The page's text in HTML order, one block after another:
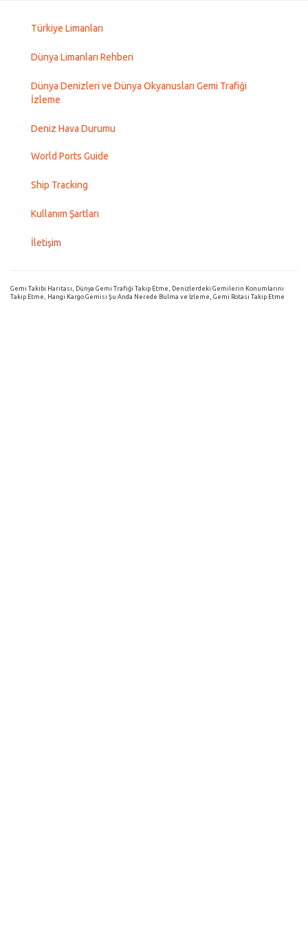
Türkiye Limanları
Dünya Limanları Rehberi
Dünya Denizleri ve Dünya Okyanusları Gemi Trafiği
İzleme
Deniz Hava Durumu
World Ports Guide
Ship Tracking
Kullanım Şartları
İletişim
Gemi Takibi Haritası, Dünya Gemi Trafiği Takip Etme, Denizlerdeki Gemilerin Konumlarını
Takip Etme, Hangi Kargo Gemisi Şu Anda Nerede Bulma ve İzleme, Gemi Rotası Takip Etme